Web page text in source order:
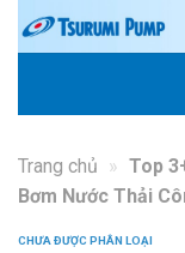
Skip
Trang chủ » Top
Bơm Nước Thải
CHƯA ĐƯỢC PHÂN LOẠI